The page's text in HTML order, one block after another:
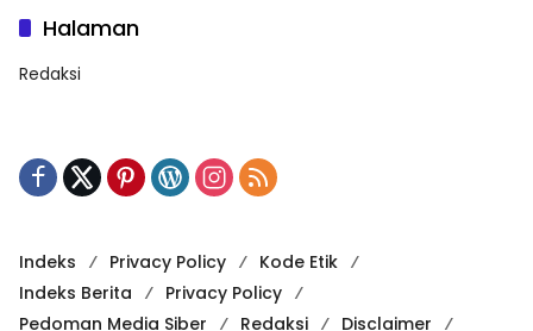
Halaman
Redaksi
Indeks Privacy Policy
Kode Etik
Indeks Berita
Privacy Policy
Pedoman Media Siber
Redaksi Disclaimer